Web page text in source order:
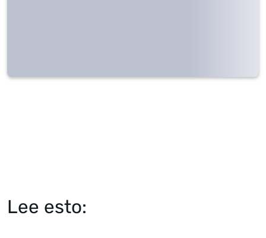
Lee esto: